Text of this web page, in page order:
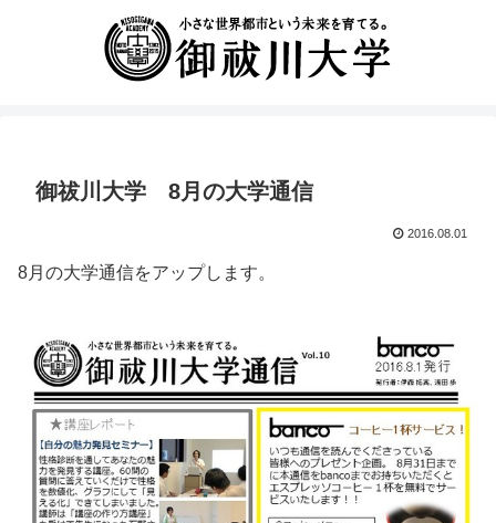
御祓川大学 8月の大学通信
2016.08.01
8月の大学通信をアップします。